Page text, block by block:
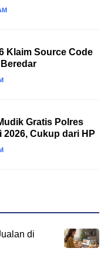
Klaim Source Code
Gratis Polres
2026, Cukup dari HP
di